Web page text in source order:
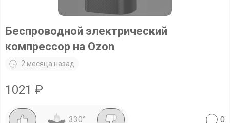
Беспроводной электрический
компрессор на Ozon
2 месяца назад
1021 ₽
330° 0